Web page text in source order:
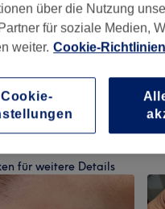
&
(7)
für weitere Details
über die Nutzung
für soziale Medien,
weiter. Cookie-Richtlinien
Cookie-